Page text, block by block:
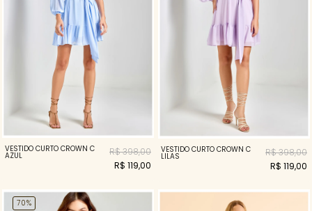
VESTIDO CURTO CROWN C
AZUL
R$ 398,00
R$ 119,00
VESTIDO CURTO CROWN C
LILAS
R$ 398,00
R$ 119,00
70%